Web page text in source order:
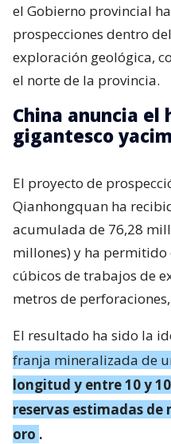
el Gobierno provincial
prospecciones dentro
exploración geológica,
el norte de la provincia.
China anuncia el
gigantesco
El proyecto de
Qianhongquan ha
acumulada de 76,28
millones) y ha
cúbicos de trabajos de
metros de
El resultado ha sido la
franja mineralizada de
longitud y entre 10 y
reservas estimadas de
oro .